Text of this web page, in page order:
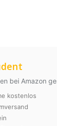
bei Amazon
kostenlos